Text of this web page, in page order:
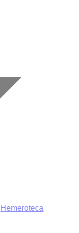
Hemeroteca